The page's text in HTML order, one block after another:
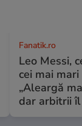
Fanatik.ro
Leo Messi,
cei mai
„Aleargă
dar arbitrii îl